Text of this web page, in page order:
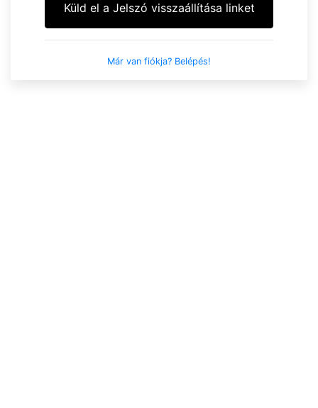
Küld el a Jelszó visszaállítása linket
Már van fiókja? Belépés!